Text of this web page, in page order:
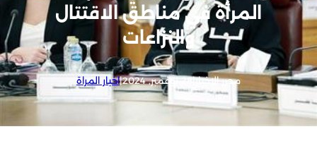
المرأة في مناطق الاقتتال
والنزاعات
محرر الاخبار|28 نوفمبر, 2024 |اخبار المراة